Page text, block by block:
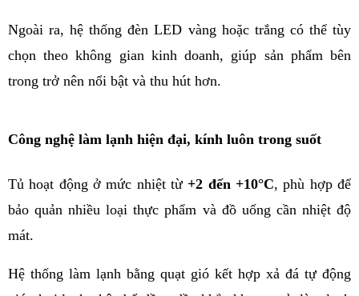
Ngoài ra, hệ thống đèn LED vàng hoặc trắng có thể tùy
chọn theo không gian kinh doanh, giúp sản phẩm bên
trong trở nên nổi bật và thu hút hơn.
Công nghệ làm lạnh hiện đại, kính luôn trong suốt
Tủ hoạt động ở mức nhiệt từ +2 đến +10°C, phù hợp để
bảo quản nhiều loại thực phẩm và đồ uống cần nhiệt độ
mát.
Hệ thống làm lạnh bằng quạt gió kết hợp xả đá tự động